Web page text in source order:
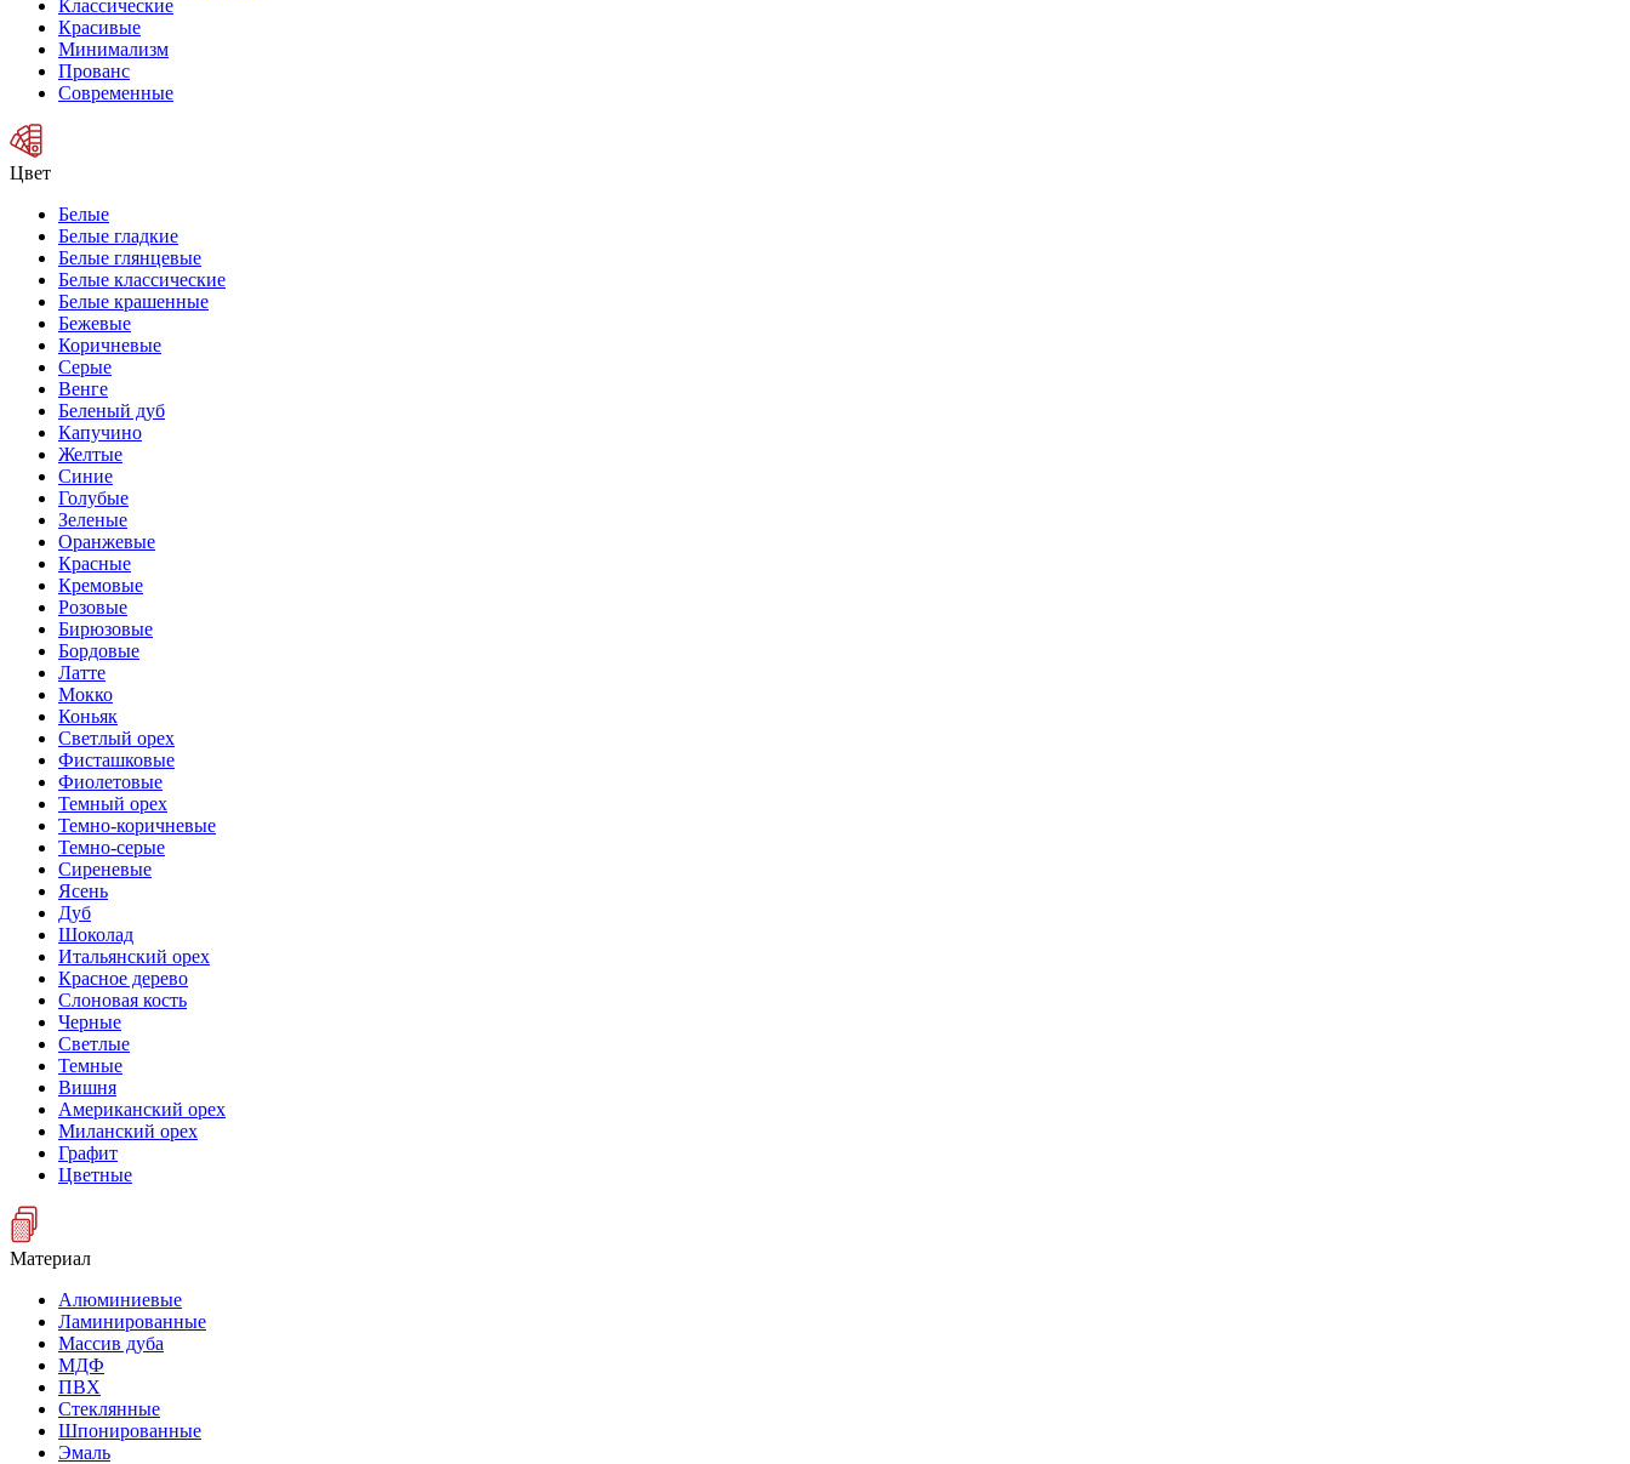
Классические
Красивые
Минимализм
Прованс
Современные
Цвет
Белые
Белые гладкие
Белые глянцевые
Белые классические
Белые крашенные
Бежевые
Коричневые
Серые
Венге
Беленый дуб
Капучино
Желтые
Синие
Голубые
Зеленые
Оранжевые
Красные
Кремовые
Розовые
Бирюзовые
Бордовые
Латте
Мокко
Коньяк
Светлый орех
Фисташковые
Фиолетовые
Темный орех
Темно-коричневые
Темно-серые
Сиреневые
Ясень
Дуб
Шоколад
Итальянский орех
Красное дерево
Слоновая кость
Черные
Светлые
Темные
Вишня
Американский орех
Миланский орех
Графит
Цветные
Материал
Алюминиевые
Ламинированные
Массив дуба
МДФ
ПВХ
Стеклянные
Шпонированные
Эмаль